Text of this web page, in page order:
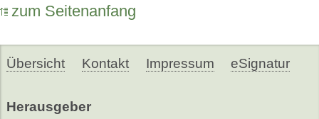
zum Seitenanfang
Übersicht Kontakt Impressum eSignatur
Herausgeber